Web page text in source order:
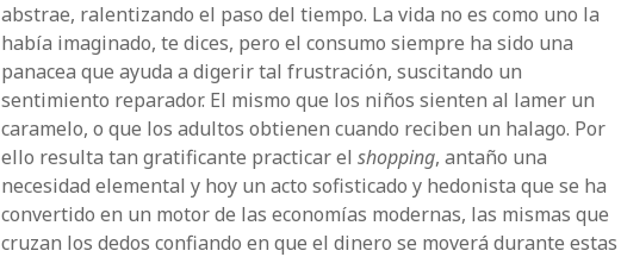
abstrae, ralentizando el paso del tiempo. La vida no es como uno la
había imaginado, te dices, pero el consumo siempre ha sido una
panacea que ayuda a digerir tal frustración, suscitando un
sentimiento reparador. El mismo que los niños sienten al lamer un
caramelo, o que los adultos obtienen cuando reciben un halago. Por
ello resulta tan gratificante practicar elshopping, antaño una
necesidad elemental y hoy un acto sofisticado y hedonista que se ha
convertido en un motor de las economías modernas, las mismas que
cruzan los dedos confiando en que el dinero se moverá durante estas